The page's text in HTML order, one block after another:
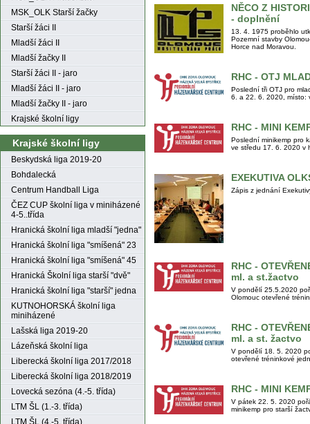
MSK_OLK Starší žačky
Starší žáci II
Mladší žáci II
Mladší žačky II
Starší žáci II - jaro
Mladší žáci II - jaro
Mladší žačky II - jaro
Krajské školní ligy
Krajské školní ligy
Beskydská liga 2019-20
Bohdalecká
Centrum Handball Liga
ČEZ CUP školní liga v miniházené
4-5..třída
Hranická školní liga mladší "jedna"
Hranická školní liga "smíšená" 23
Hranická školní liga "smíšená" 45
Hranická Školní liga starší "dvě"
Hranická školní liga "starší" jedna
KUTNOHORSKÁ školní liga
miniházené
Lašská liga 2019-20
Lázeňská školní liga
Liberecká školní liga 2017/2018
Liberecká školní liga 2018/2019
Lovecká sezóna (4.-5. třída)
LTM ŠL (1.-3. třída)
LTM ŠL (4.-5. třída)
NĚCO Z
- doplnění
13. 4. 1975 proběhlo
Pozemní stavby
Horce nad Moravou.
RHC - OTJ
Poslední tři OTJ pro
6. a 22. 6. 2020, místo:
RHC - MINI
Poslední minikemp pro
ve středu 17. 6. 2020 v
EXEKUTIVA
Zápis z jednání
RHC -
ml. a st.žactvo
V pondělí 25.5.2020
Olomouc otevřené
RHC -
ml. a st. žactvo
V pondělí 18. 5. 2020
otevřené tréninkové
RHC - MINI
V pátek 22. 5. 2020
minikemp pro starší